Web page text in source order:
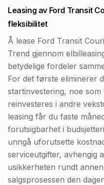
Leasing av Ford Transit
fleksibilitet
Å lease Ford Transit
Trend gjennom
betydelige fordeler
For det første eliminerer
startinvestering, noe
reinvesteres i andre
leasing får du faste
forutsigbarhet i
unngå uforutsette
serviceutgifter, avhengig
usikkerheten rundt
salgsprosessen den